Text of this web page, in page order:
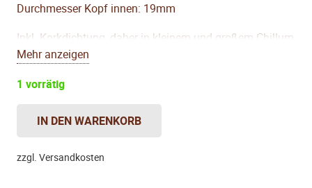
Durchmesser Kopf innen: 19mm
Inkl. Korkdichtung, daher in kleinem und großem Chillum
verwendbar.
Mehr anzeigen
1 vorrätig
Indianer
IN DEN WARENKORB
zzgl. Versandkosten